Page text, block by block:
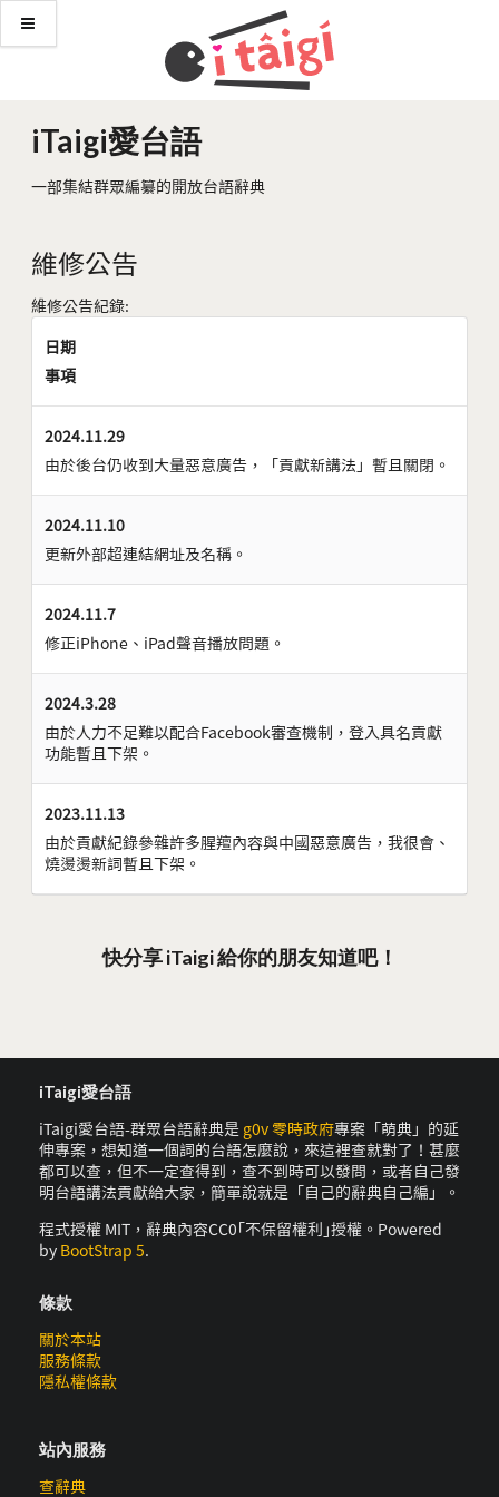
iTaigi愛台語
一部集結群眾編纂的開放台語辭典
維修公告
維修公告紀錄:
日期
事項
2024.11.29
由於後台仍收到大量惡意廣告，「貢獻新講法」暫且關閉。
2024.11.10
更新外部超連結網址及名稱。
2024.11.7
修正iPhone、iPad聲音播放問題。
2024.3.28
由於人力不足難以配合Facebook審查機制，登入具名貢獻
功能暫且下架。
2023.11.13
由於貢獻紀錄參雜許多腥羶內容與中國惡意廣告，我很會、
燒燙燙新詞暫且下架。
快分享 iTaigi 給你的朋友知道吧！
iTaigi愛台語
iTaigi愛台語-群眾台語辭典是 g0v 零時政府專案「萌典」的延
伸專案，想知道一個詞的台語怎麼說，來這裡查就對了！甚麼
都可以查，但不一定查得到，查不到時可以發問，或者自己發
明台語講法貢獻給大家，簡單說就是「自己的辭典自己編」。
程式授權 MIT，辭典內容CC0｢不保留權利｣授權。Powered
by BootStrap 5.
條款
關於本站
服務條款
隱私權條款
站內服務
查辭典